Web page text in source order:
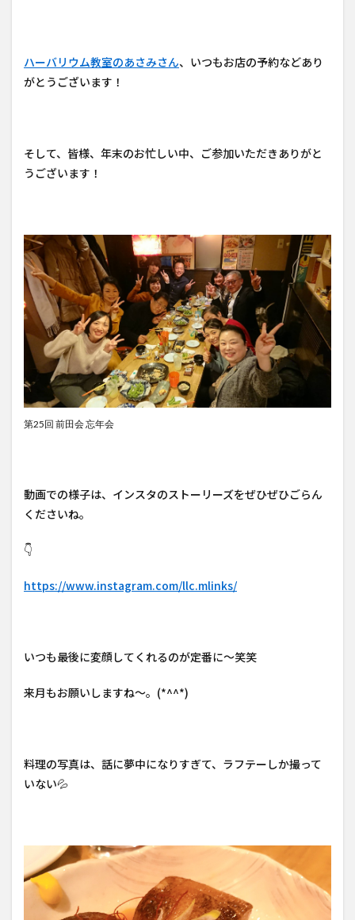
ハーバリウム教室のあさみさん、いつもお店の予約などあり
がとうございます！
そして、皆様、年末のお忙しい中、ご参加いただきありがと
うございます！
第25回 前田会 忘年会
動画での様子は、インスタのストーリーズをぜひぜひごらん
くださいね。
👇
https://www.instagram.com/llc.mlinks/
いつも最後に変顔してくれるのが定番に～笑笑
来月もお願いしますね～。(*^^*)
料理の写真は、話に夢中になりすぎて、ラフテーしか撮って
いない💦